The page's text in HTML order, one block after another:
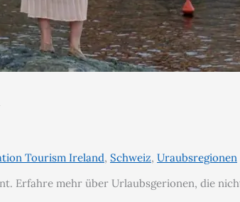
Tourism Ireland, Schweiz, Uraubsregionen
Erfahre mehr über Urlaubsgerionen, die